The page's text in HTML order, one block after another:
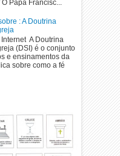
Papa Francisc...
: A Doutrina
Internet A Doutrina
(DSI) é o conjunto
e ensinamentos da
sobre como a fé